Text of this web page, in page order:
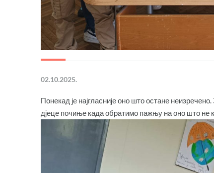
02.10.2025.
Понекад је најгласније оно што остане
дјеце почиње када обратимо пажњу на оно што не